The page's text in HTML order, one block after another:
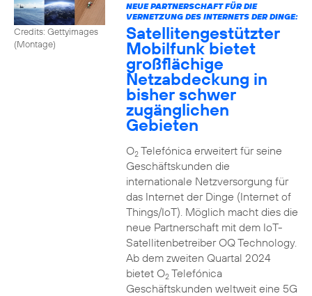
Credits: Gettyimages
(Montage)
NEUE PARTNERSCHAFT FÜR DIE
VERNETZUNG DES INTERNETS DER DINGE:
Satellitengestützter
Mobilfunk bietet
großflächige
Netzabdeckung in
bisher schwer
zugänglichen
Gebieten
O2Telefónica erweitert für seine
Geschäftskunden die
internationale Netzversorgung für
das Internet der Dinge (Internet of
Things/IoT). Möglich macht dies die
neue Partnerschaft mit dem IoT-
Satellitenbetreiber OQ Technology.
Ab dem zweiten Quartal 2024
bietet O2Telefónica
Geschäftskunden weltweit eine 5G